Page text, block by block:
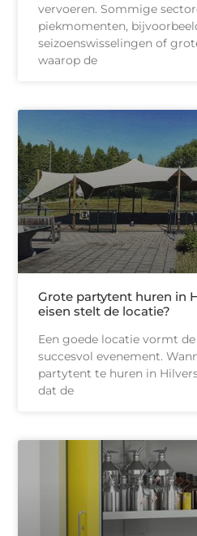
vervoeren. Sommige
piekmomenten,
seizoenswisselingen of
waarop de
Grote partytent huren in
eisen stelt de locatie?
Een goede locatie vormt
succesvol evenement.
partytent te huren in
dat de